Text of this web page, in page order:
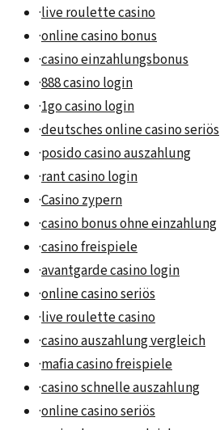
·live roulette casino
·online casino bonus
·casino einzahlungsbonus
·888 casino login
·1go casino login
·deutsches online casino seriös
·posido casino auszahlung
·rant casino login
·Casino zypern
·casino bonus ohne einzahlung
·casino freispiele
·avantgarde casino login
·online casino seriös
·live roulette casino
·casino auszahlung vergleich
·mafia casino freispiele
·casino schnelle auszahlung
·online casino seriös